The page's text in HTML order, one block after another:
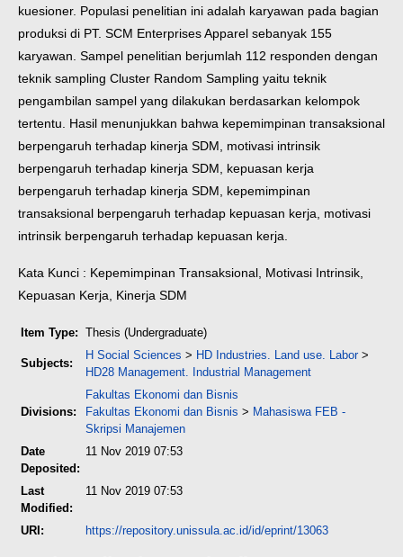
kuesioner. Populasi penelitian ini adalah karyawan pada bagian
produksi di PT. SCM Enterprises Apparel sebanyak 155
karyawan. Sampel penelitian berjumlah 112 responden dengan
teknik sampling Cluster Random Sampling yaitu teknik
pengambilan sampel yang dilakukan berdasarkan kelompok
tertentu. Hasil menunjukkan bahwa kepemimpinan transaksional
berpengaruh terhadap kinerja SDM, motivasi intrinsik
berpengaruh terhadap kinerja SDM, kepuasan kerja
berpengaruh terhadap kinerja SDM, kepemimpinan
transaksional berpengaruh terhadap kepuasan kerja, motivasi
intrinsik berpengaruh terhadap kepuasan kerja.
Kata Kunci : Kepemimpinan Transaksional, Motivasi Intrinsik,
Kepuasan Kerja, Kinerja SDM
Item Type: Thesis (Undergraduate)
Subjects:
H Social Sciences > HD Industries. Land use. Labor>
HD28 Management. Industrial Management
Divisions:
Fakultas Ekonomi dan Bisnis
Fakultas Ekonomi dan Bisnis > Mahasiswa FEB -
Skripsi Manajemen
Date
Deposited:
11 Nov 2019 07:53
Last
Modified:
11 Nov 2019 07:53
URI: https://repository.unissula.ac.id/id/eprint/13063